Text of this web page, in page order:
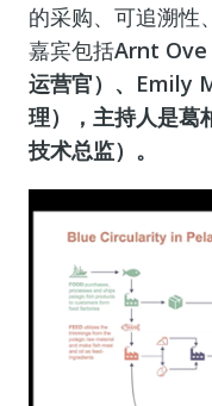
的采购、可追溯性
嘉宾包括Arnt Ove
运营官）、Emily
理），主持人是
技术总监）。